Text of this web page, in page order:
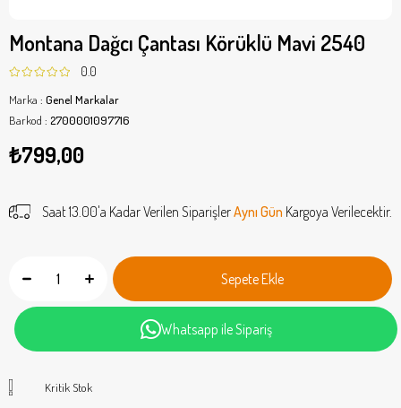
Montana Dağcı Çantası Körüklü Mavi 2540
0.0
Marka : Genel Markalar
Barkod : 2700001097716
₺799,00
Saat 13.00'a Kadar Verilen SiparişlerAynı Gün Kargoya Verilecektir.
Whatsapp ile Sipariş
Kritik Stok